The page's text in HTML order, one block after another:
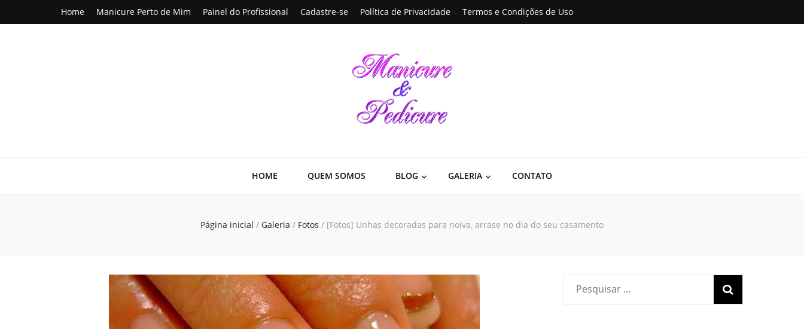
Home Manicure Perto de Mim Painel do Profissional Cadastre-se Política de Privacidade Termos e Condições de Uso
HOME QUEM SOMOS BLOG GALERIA CONTATO
Página inicial / Galeria / Fotos / [Fotos] Unhas decoradas para noiva, arrase no dia do seu casamento